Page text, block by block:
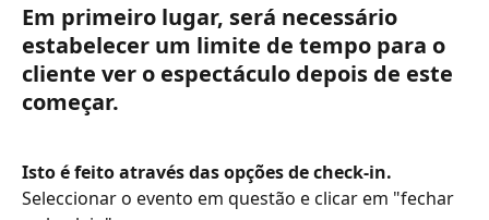
Em primeiro lugar, será necessário
estabelecer um limite de tempo para o
cliente ver o espectáculo depois de este
começar.
Isto é feito através das opções de check-in.
Seleccionar o evento em questão e clicar em "fechar